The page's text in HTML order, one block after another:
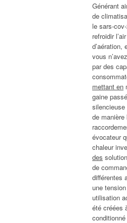
Générant
de
le sars-
refroidir
vous
par des
mettant en
gaine
silencieuse
de
évocateur
chaleur
des
de
différentes
une
utilisation
été créées